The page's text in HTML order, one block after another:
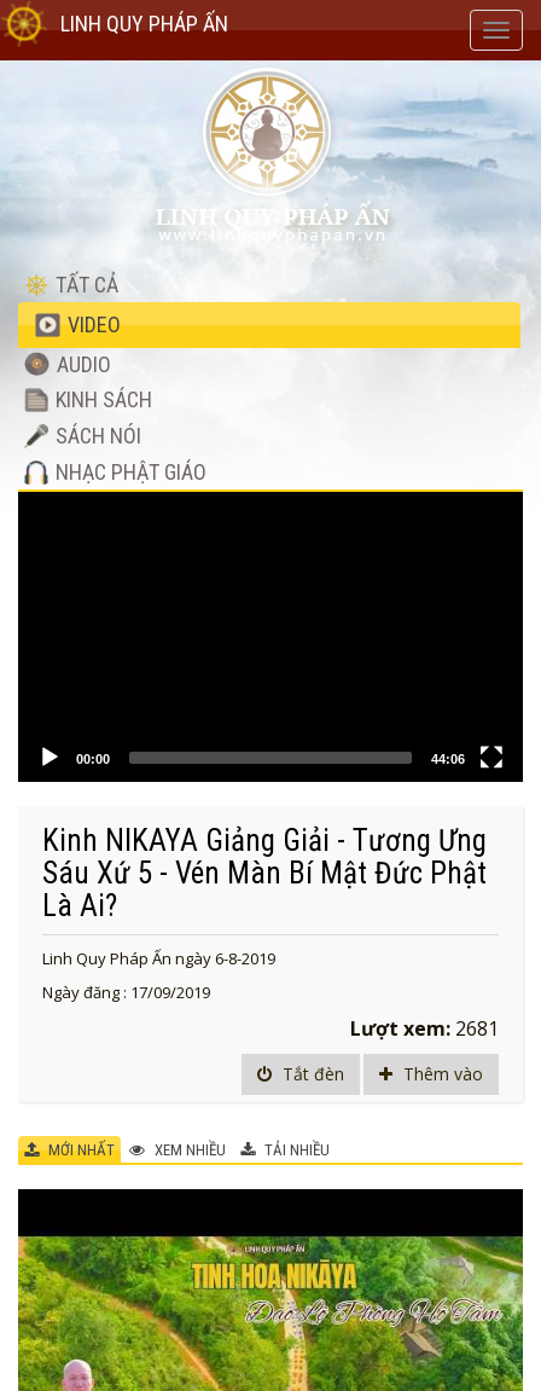
LINH QUY PHÁP ẤN
TẤT CẢ
VIDEO
AUDIO
KINH SÁCH
SÁCH NÓI
NHẠC PHẬT GIÁO
00:00 44:06
Kinh NIKAYA Giảng Giải - Tương Ưng
Sáu Xứ 5 - Vén Màn Bí Mật Đức Phật
Là Ai?
Linh Quy Pháp Ấn ngày 6-8-2019
Ngày đăng : 17/09/2019
Lượt xem: 2681
Tắt đèn Thêm vào
MỚI NHẤT XEM NHIỀU TẢI NHIỀU